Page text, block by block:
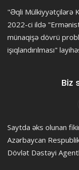
"Əqli Mülkiyyətçilərə
2022-ci ildə
münaqişə dövrü
işıqlandırılması"
Biz
Saytda əks olunan
Azərbaycan
Dövlət Dəstəyi